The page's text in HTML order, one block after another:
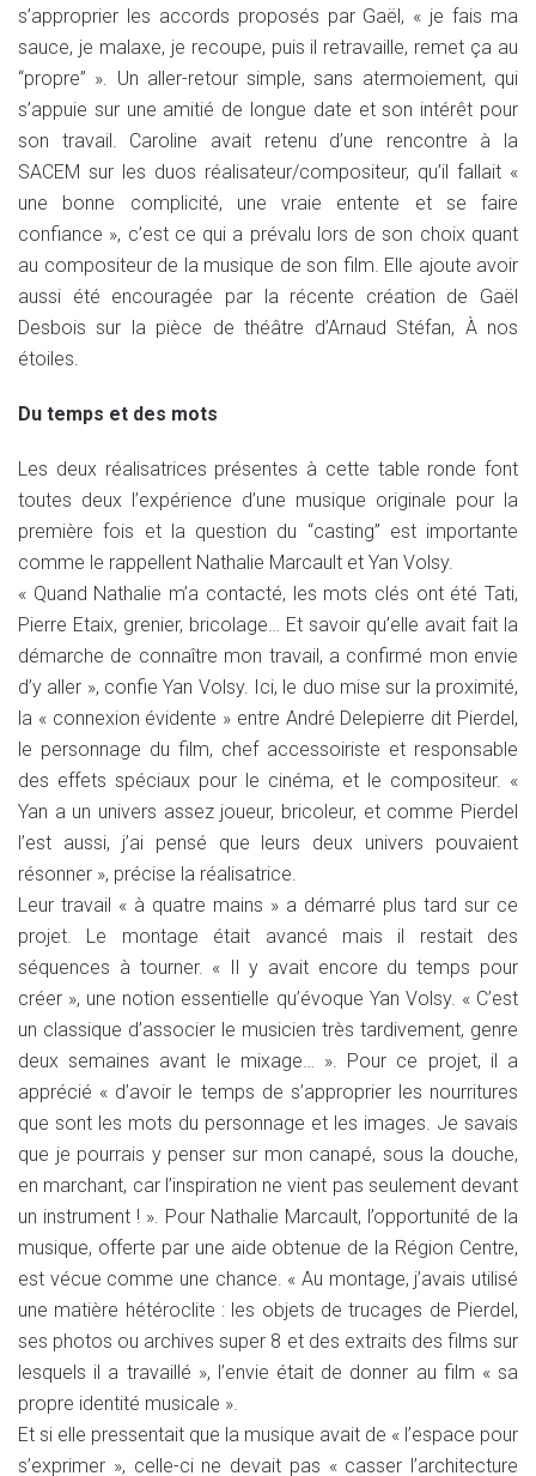
s’approprier les accords proposés par Gaël, « je fais ma
sauce, je malaxe, je recoupe, puis il retravaille, remet ça au
“propre” ». Un aller-retour simple, sans atermoiement, qui
s’appuie sur une amitié de longue date et son intérêt pour
son travail. Caroline avait retenu d’une rencontre à la
SACEM sur les duos réalisateur/compositeur, qu’il fallait «
une bonne complicité, une vraie entente et se faire
confiance », c’est ce qui a prévalu lors de son choix quant
au compositeur de la musique de son film. Elle ajoute avoir
aussi été encouragée par la récente création de Gaël
Desbois sur la pièce de théâtre d’Arnaud Stéfan, À nos
étoiles.
Du temps et des mots
Les deux réalisatrices présentes à cette table ronde font
toutes deux l’expérience d’une musique originale pour la
première fois et la question du “casting” est importante
comme le rappellent Nathalie Marcault et Yan Volsy.
« Quand Nathalie m’a contacté, les mots clés ont été Tati,
Pierre Etaix, grenier, bricolage… Et savoir qu’elle avait fait la
démarche de connaître mon travail, a confirmé mon envie
d’y aller », confie Yan Volsy. Ici, le duo mise sur la proximité,
la « connexion évidente » entre André Delepierre dit Pierdel,
le personnage du film, chef accessoiriste et responsable
des effets spéciaux pour le cinéma, et le compositeur. «
Yan a un univers assez joueur, bricoleur, et comme Pierdel
l’est aussi, j’ai pensé que leurs deux univers pouvaient
résonner », précise la réalisatrice.
Leur travail « à quatre mains » a démarré plus tard sur ce
projet. Le montage était avancé mais il restait des
séquences à tourner. « Il y avait encore du temps pour
créer », une notion essentielle qu’évoque Yan Volsy. « C’est
un classique d’associer le musicien très tardivement, genre
deux semaines avant le mixage… ». Pour ce projet, il a
apprécié « d’avoir le temps de s’approprier les nourritures
que sont les mots du personnage et les images. Je savais
que je pourrais y penser sur mon canapé, sous la douche,
en marchant, car l’inspiration ne vient pas seulement devant
un instrument ! ». Pour Nathalie Marcault, l’opportunité de la
musique, offerte par une aide obtenue de la Région Centre,
est vécue comme une chance. « Au montage, j’avais utilisé
une matière hétéroclite : les objets de trucages de Pierdel,
ses photos ou archives super 8 et des extraits des films sur
lesquels il a travaillé », l’envie était de donner au film « sa
propre identité musicale ».
Et si elle pressentait que la musique avait de « l’espace pour
s’exprimer », celle-ci ne devait pas « casser l’architecture